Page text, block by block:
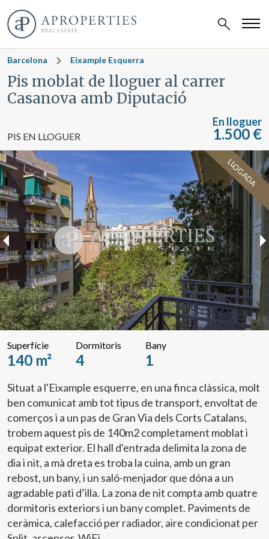
Barcelona Eixample Esquerra
Pis moblat de lloguer al carrer
Casanova amb Diputació
PIS EN LLOGUER
En lloguer
1.500 €
LLOGADA
Superfície
140 m²
Dormitoris
4
Bany
1
Situat a l'Eixample esquerre, en una finca clàssica, molt
ben comunicat amb tot tipus de transport, envoltat de
comerços i a un pas de Gran Via dels Corts Catalans,
trobem aquest pis de 140m2 completament moblat i
equipat exterior. El hall d'entrada delimita la zona de
dia i nit, a mà dreta es troba la cuina, amb un gran
rebost, un bany, i un saló-menjador que dóna a un
agradable pati d’illa. La zona de nit compta amb quatre
dormitoris exteriors i un bany complet. Paviments de
ceràmica, calefacció per radiador, aire condicionat per